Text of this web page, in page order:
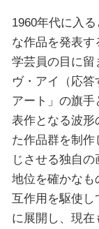
1960年代に入
な作品を発表
学芸員の目に留
ヴ・アイ（応答
アート」の旗
表作となる波形
た作品群を制
じさせる独自
地位を確かなも
互作用を駆使し
に展開し、現